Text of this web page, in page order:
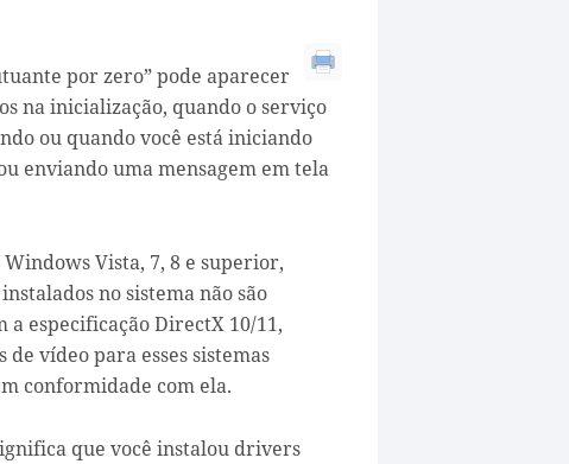
por zero” pode aparecer
na inicialização, quando o serviço
ou quando você está iniciando
enviando uma mensagem em tela
Vista, 7, 8 e superior,
no sistema não são
especificação DirectX 10/11,
vídeo para esses sistemas
conformidade com ela.
que você instalou drivers